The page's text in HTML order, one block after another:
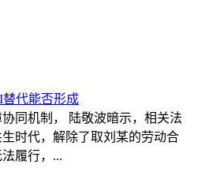
代能否形成
同机制， 陆敬波暗示，相关法
时代，解除了取刘某的劳动合
履行，...